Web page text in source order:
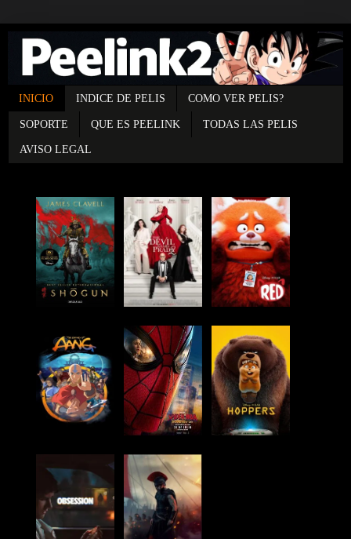
INICIO INDICE DE PELIS COMO VER PELIS?
SOPORTE QUE ES PEELINK TODAS LAS PELIS
AVISO LEGAL